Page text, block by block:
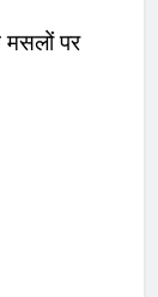
मसलों पर